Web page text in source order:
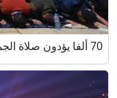
70 ألفا يؤدون صلاة الجمعة في المسجد الأق...